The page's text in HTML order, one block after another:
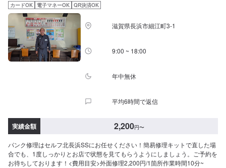
カードOK 電子マネーOK QR決済OK
滋賀県長浜市細江町3-1
9:00 ~ 18:00
年中無休
平均6時間で返信
実績金額 2,200円〜
パンク修理はセルフ北長浜SSにお任せください！簡易修理キットで直した場
合でも、1度しっかりとお店で状態を見てもらうようにしましょう。ご予約を
お待ちしております！<費用目安>外面修理2,200円/1箇所作業時間10分~